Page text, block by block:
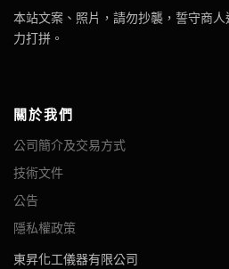
本站文案、照片，請勿抄襲，誓守商
力打拼。
關於我們
公司簡介及交易方式
技術文件
公告
隱私權政策
東昇化工儀器有限公司